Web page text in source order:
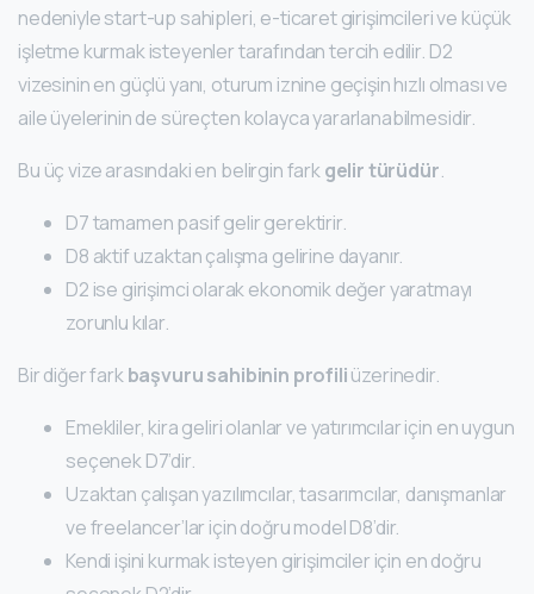
nedeniyle start-up sahipleri, e-ticaret girişimcileri ve küçük
işletme kurmak isteyenler tarafından tercih edilir. D2
vizesinin en güçlü yanı, oturum iznine geçişin hızlı olması ve
aile üyelerinin de süreçten kolayca yararlanabilmesidir.
Bu üç vize arasındaki en belirgin farkgelir türüdür.
D7 tamamen pasif gelir gerektirir.
D8 aktif uzaktan çalışma gelirine dayanır.
D2 ise girişimci olarak ekonomik değer yaratmayı
zorunlu kılar.
Bir diğer farkbaşvuru sahibinin profiliüzerinedir.
Emekliler, kira geliri olanlar ve yatırımcılar için en uygun
seçenek D7’dir.
Uzaktan çalışan yazılımcılar, tasarımcılar, danışmanlar
ve freelancer’lar için doğru model D8’dir.
Kendi işini kurmak isteyen girişimciler için en doğru